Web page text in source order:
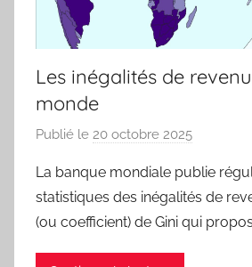
Les inégalités de
monde
Publié le 20 octobre 2025
r
j
m
La banque mondiale publie
statistiques des inégalités de
(ou coefficient) de Gini qui